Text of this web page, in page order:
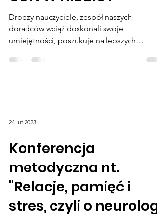
ODN W NIDZICY
Drodzy nauczyciele, zespół naszych
umiejętności, poszukuje najlepszych
rozwiązań, aby dzielić się z...
24 lut 2023
Konferencja
metodyczna nt.
"Relacje, pamięć i